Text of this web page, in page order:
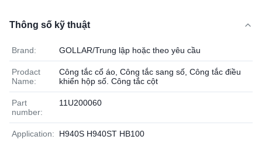
Thông số kỹ thuật
Brand: GOLLAR/Trung lập hoặc theo yêu cầu
Prodact
Name:
Công tắc cổ áo, Công tắc sang số, Công tắc điều
khiển hộp số. Công tắc cột
Part
number:
11U200060
Application: H940S H940ST HB100